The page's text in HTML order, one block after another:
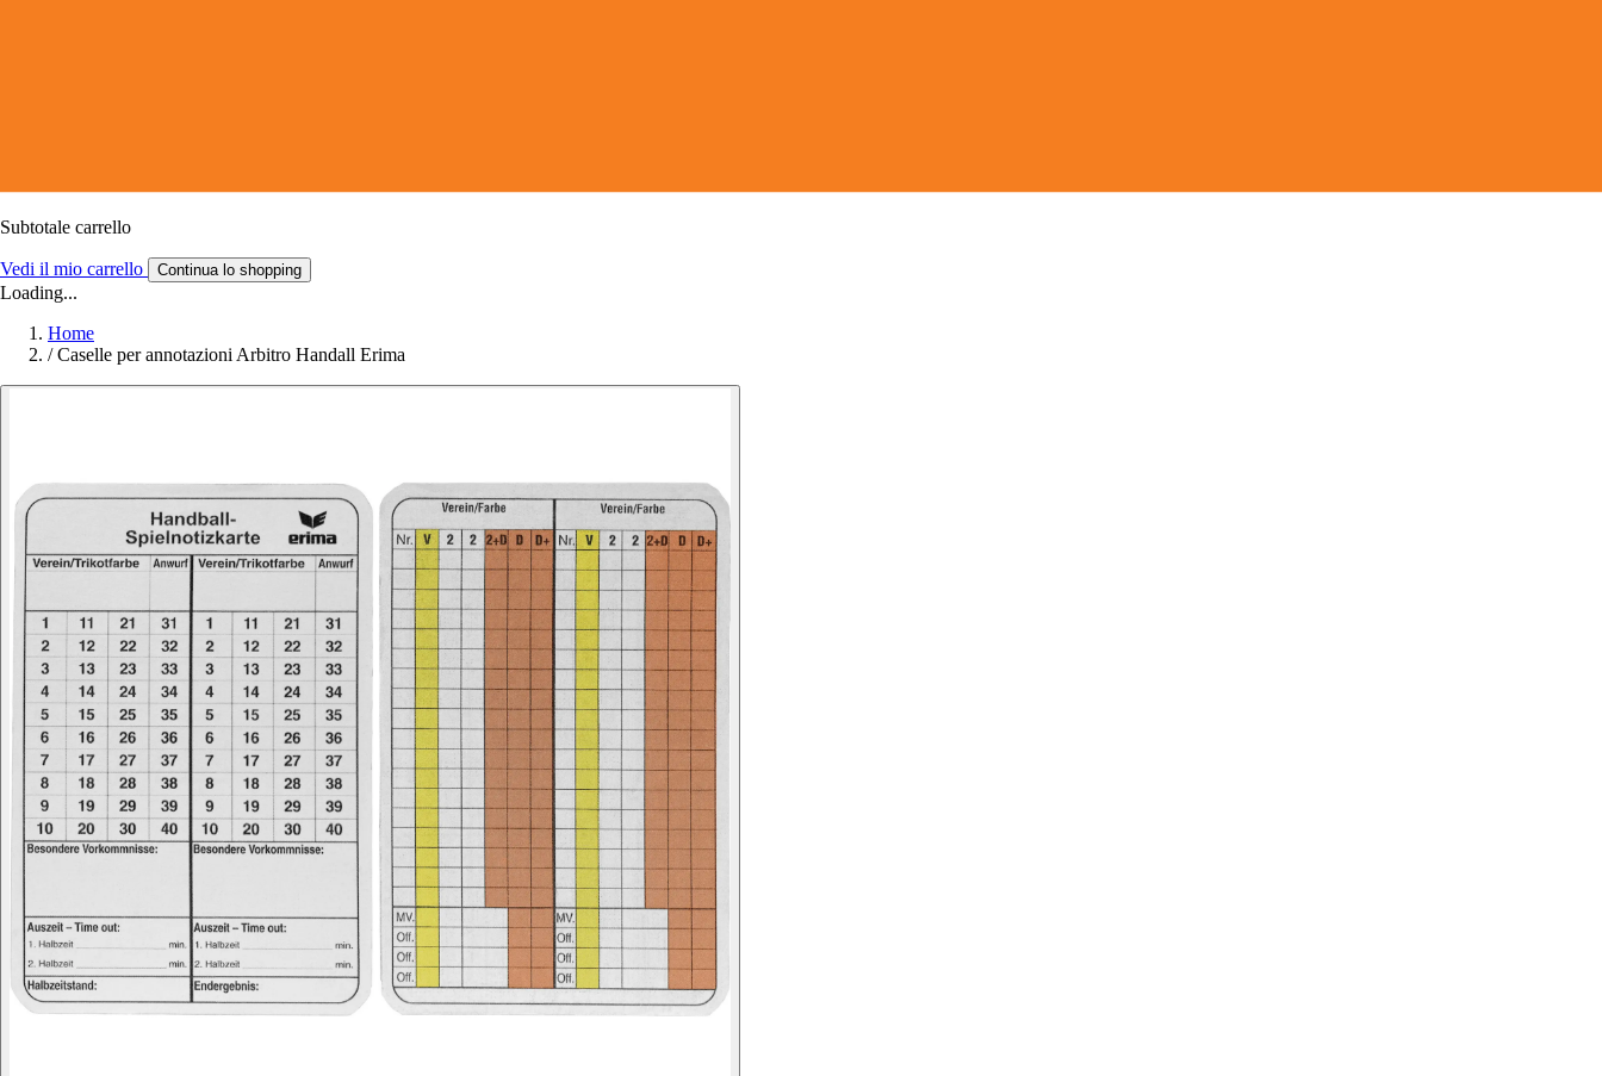
Subtotale carrello
Vedi il mio carrello Continua lo shopping
Loading...
Home
/ Caselle per annotazioni Arbitro Handall Erima